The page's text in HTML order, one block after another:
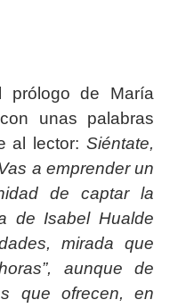
de María
unas palabras
al lector:Siéntate,
a emprender un
de captar la
de Isabel Hualde
mirada que
aunque de
que ofrecen, en